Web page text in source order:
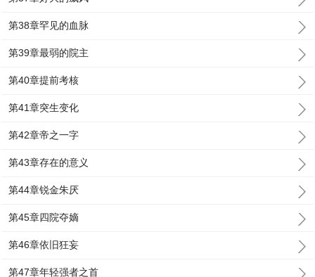
第38章罕见的血脉
第39章最弱的院主
第40章提前考核
第41章突生变化
第42章帝之一字
第43章存在的意义
第44章锐金朱厌
第45章四院夺嫡
第46章依旧狂妄
第47章年轻强者之首